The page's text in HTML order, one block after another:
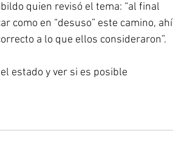
quien revisó el tema: “al final
como en “desuso” este camino, ahí
a lo que ellos consideraron”.
estado y ver si es posible